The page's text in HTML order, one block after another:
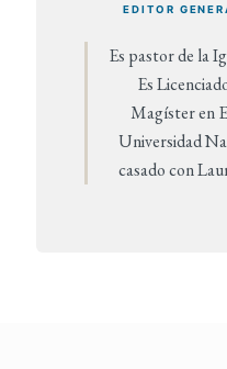
EDITOR
Es pastor de la
Es
Magíster en
Universidad
casado con